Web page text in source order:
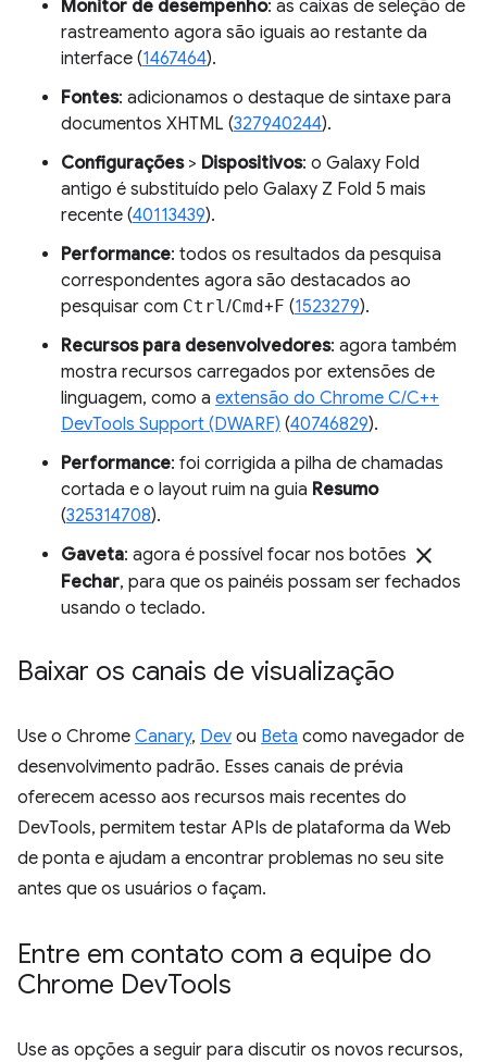
Monitor de desempenho: as caixas de seleção de
rastreamento agora são iguais ao restante da
interface (1467464).
Fontes: adicionamos o destaque de sintaxe para
documentos XHTML (327940244).
Configurações> Dispositivos: o Galaxy Fold
antigo é substituído pelo Galaxy Z Fold 5 mais
recente (40113439).
Performance: todos os resultados da pesquisa
correspondentes agora são destacados ao
pesquisar com Ctrl/Cmd+ F (1523279).
Recursos para desenvolvedores: agora também
mostra recursos carregados por extensões de
linguagem, como a extensão do Chrome C/C++
DevTools Support (DWARF) (40746829).
Performance: foi corrigida a pilha de chamadas
cortada e o layout ruim na guia Resumo
(325314708).
Gaveta: agora é possível focar nos botões close
Fechar, para que os painéis possam ser fechados
usando o teclado.
Baixar os canais de visualização
Use o Chrome Canary, Dev ou Beta como navegador de
desenvolvimento padrão. Esses canais de prévia
oferecem acesso aos recursos mais recentes do
DevTools, permitem testar APIs de plataforma da Web
de ponta e ajudam a encontrar problemas no seu site
antes que os usuários o façam.
Entre em contato com a equipe do
Chrome DevTools
Use as opções a seguir para discutir os novos recursos,